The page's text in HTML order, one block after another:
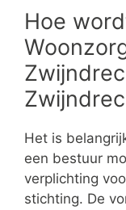
Hoe
Het is
een bestuur
verplichting
stichting. De